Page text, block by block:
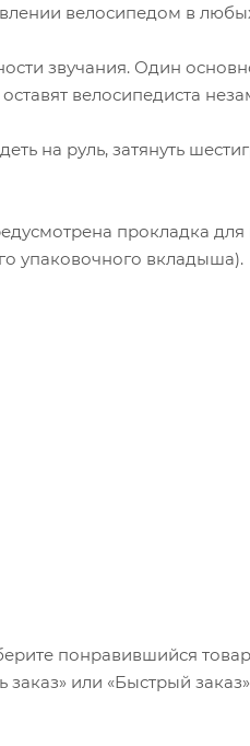
велосипедом в
звучания. Один
велосипедиста
на руль, затянуть
прокладка для
упаковочного вкладыша).
понравившийся товар
или «Быстрый